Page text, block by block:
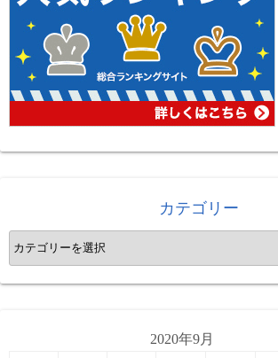
カテゴリー
カ
テ
ゴ
2020年9月